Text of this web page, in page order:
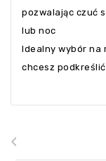
pozwalając czuć
lub noc
Idealny wybór na
chcesz
‹